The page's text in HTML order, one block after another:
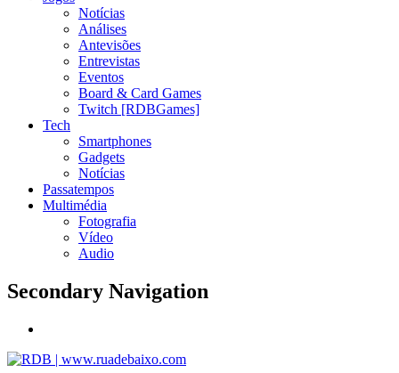
Notícias
Análises
Antevisões
Entrevistas
Eventos
Board & Card Games
Twitch [RDBGames]
Tech
Smartphones
Gadgets
Notícias
Passatempos
Multimédia
Fotografia
Vídeo
Audio
Secondary Navigation